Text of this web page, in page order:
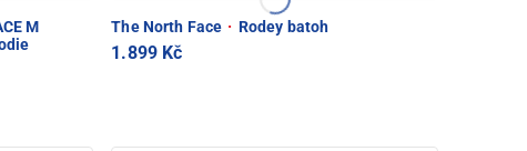
M
The North Face · Rodey batoh
1.899 Kč